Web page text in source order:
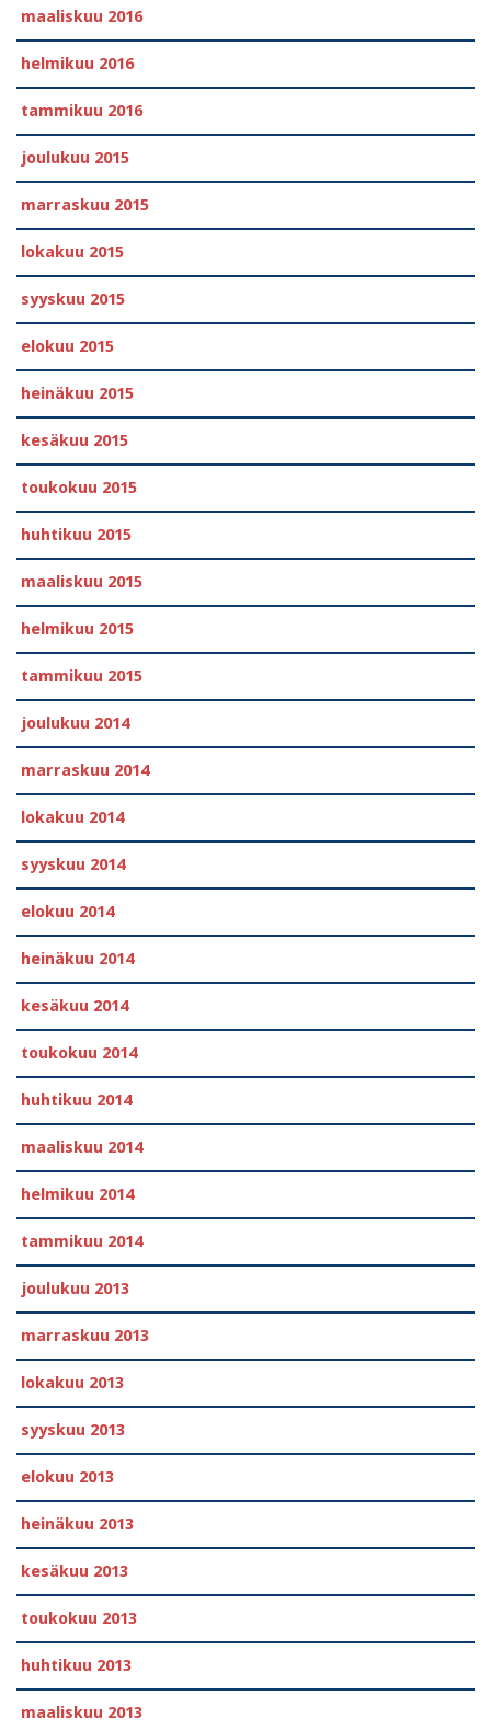
maaliskuu 2016
helmikuu 2016
tammikuu 2016
joulukuu 2015
marraskuu 2015
lokakuu 2015
syyskuu 2015
elokuu 2015
heinäkuu 2015
kesäkuu 2015
toukokuu 2015
huhtikuu 2015
maaliskuu 2015
helmikuu 2015
tammikuu 2015
joulukuu 2014
marraskuu 2014
lokakuu 2014
syyskuu 2014
elokuu 2014
heinäkuu 2014
kesäkuu 2014
toukokuu 2014
huhtikuu 2014
maaliskuu 2014
helmikuu 2014
tammikuu 2014
joulukuu 2013
marraskuu 2013
lokakuu 2013
syyskuu 2013
elokuu 2013
heinäkuu 2013
kesäkuu 2013
toukokuu 2013
huhtikuu 2013
maaliskuu 2013